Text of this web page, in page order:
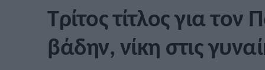
Τρίτος τίτλος για
βάδην, νίκη στις